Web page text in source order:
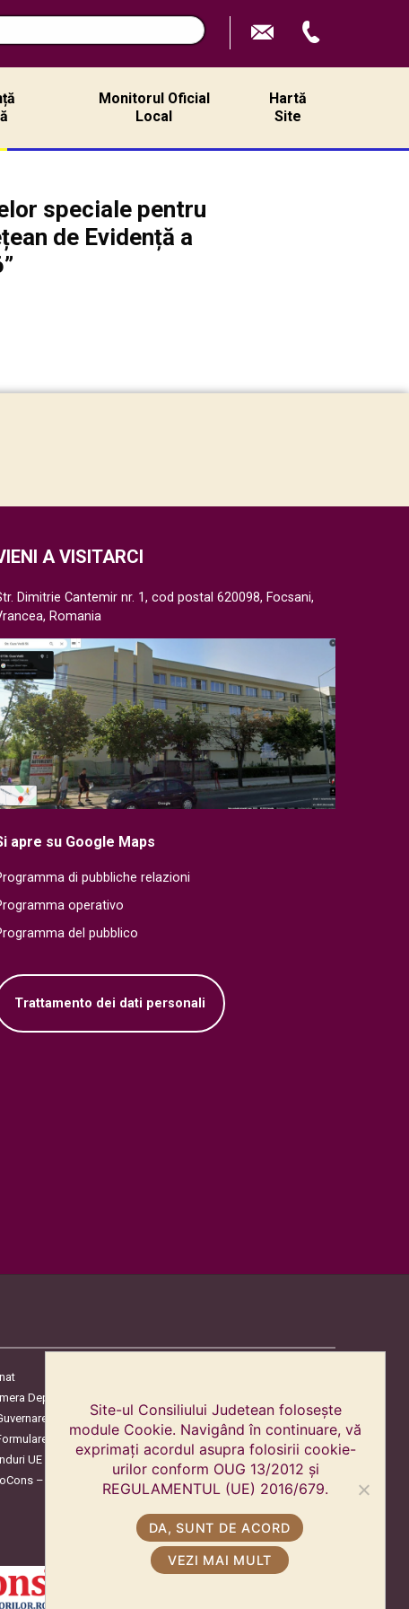
Monitorul Oficial
Local
Hartă
Site
speciale pentru
de Evidență a
A VISITARCI
Dimitrie Cantemir nr. 1, cod postal 620098, Focsani,
Romania
apre su Google Maps
di pubbliche relazioni
operativo
del pubblico
Trattamento dei dati personali
Deputaților
UE
– Protecția Consumatorilor
Site-ul Consiliului Judetean folosește
module Cookie. Navigând în continuare, vă
exprimați acordul asupra folosirii cookie-
urilor conform OUG 13/2012 și
REGULAMENTUL (UE) 2016/679.
DA, SUNT DE ACORD
VEZI MAI MULT